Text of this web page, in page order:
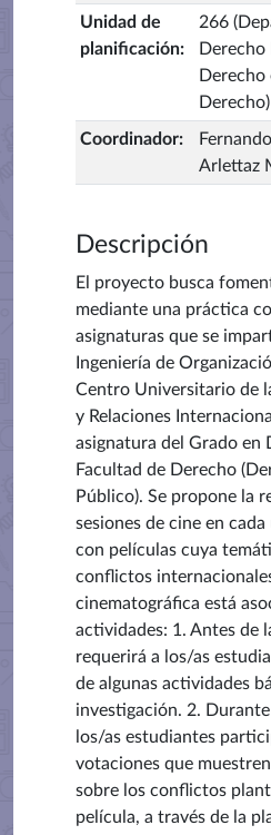
Unidad de
planificación:
266
Derecho
Derecho
Derecho)
Coordinador:
Arlettaz
Descripción
El proyecto busca
mediante una práctica
asignaturas que se
Ingeniería de
Centro Universitario de
y Relaciones
asignatura del Grado en
Facultad de Derecho
Público). Se propone la
sesiones de cine en
con películas cuya
conflictos
cinematográfica está
actividades: 1. Antes de
requerirá a los/as
de algunas actividades
investigación. 2.
los/as estudiantes
votaciones que
sobre los conflictos
película, a través de la